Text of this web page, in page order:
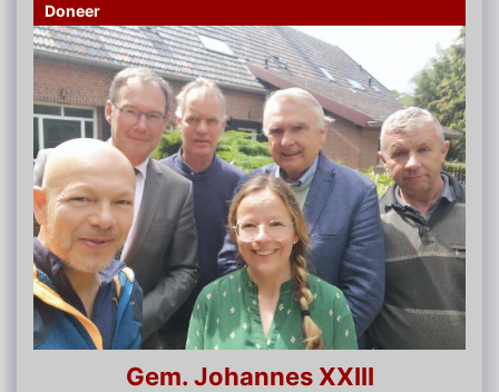
Doneer
Gem. Johannes XXIII